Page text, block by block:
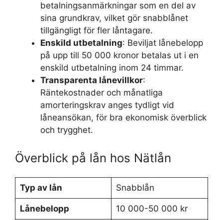
betalningsanmärkningar som en del av
sina grundkrav, vilket gör snabblånet
tillgängligt för fler låntagare.
Enskild utbetalning: Beviljat lånebelopp
på upp till 50 000 kronor betalas ut i en
enskild utbetalning inom 24 timmar.
Transparenta lånevillkor:
Räntekostnader och månatliga
amorteringskrav anges tydligt vid
låneansökan, för bra ekonomisk överblick
och trygghet.
Överblick på lån hos Nätlån
Typ av lån Snabblån
Lånebelopp 10 000-50 000 kr